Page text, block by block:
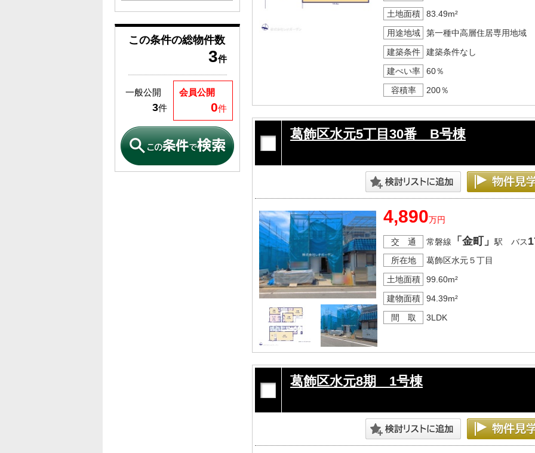
土地面積
83.49m²
用途地域
第一種中高層住居専用地域
建築条件
建築条件なし
建ぺい率
60％
容積率
200％
葛飾区水元5丁目30番 B号棟
4,890万円
交 通 常磐線 「金町」駅 バス
所在地
葛飾区水元５丁目
土地面積
99.60m²
建物面積
94.39m²
間 取
3LDK
葛飾区水元8期 1号棟
この条件の総物件数
3件
会員公開
0件
一般公開
3件